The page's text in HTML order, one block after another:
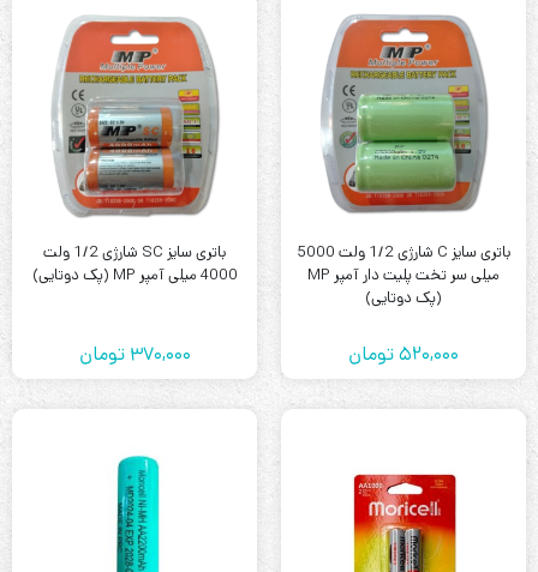
باتری سایز C شارژی 1/2 ولت 5000
میلی سر تخت پلیت دار آمپر MP
(پک دوتایی)
520,000تومان
باتری سایز SC شارژی 1/2 ولت
4000 میلی آمپر MP (پک دوتایی)
370,000 تومان